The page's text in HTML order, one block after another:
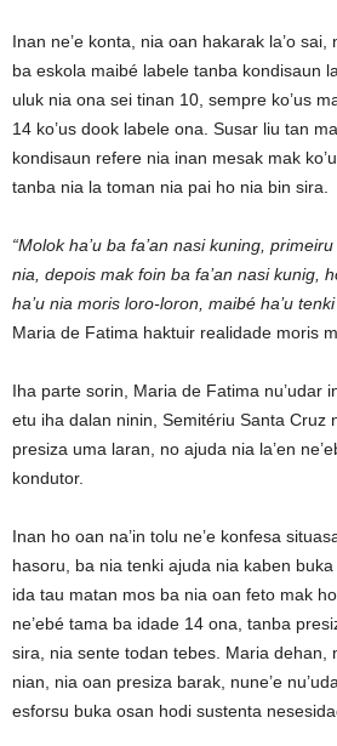
Inan ne’e konta, nia oan hakarak la’o
ba eskola maibé labele tanba kondisaun
uluk nia ona sei tinan 10, sempre ko’us
14 ko’us dook labele ona. Susar liu tan
kondisaun refere nia inan mesak mak
tanba nia la toman nia pai ho nia bin sira.
“Molok ha’u ba fa’an nasi kuning,
nia, depois mak foin ba fa’an nasi kunig,
ha’u nia moris loro-loron, maibé ha’u
Maria de Fatima haktuir realidade moris
Iha parte sorin, Maria de Fatima nu’udar
etu iha dalan ninin, Semitériu Santa Cruz
presiza uma laran, no ajuda nia la’en
kondutor.
Inan ho oan na’in tolu ne’e konfesa
hasoru, ba nia tenki ajuda nia kaben
ida tau matan mos ba nia oan feto mak
ne’ebé tama ba idade 14 ona, tanba
sira, nia sente todan tebes. Maria dehan,
nian, nia oan presiza barak, nune’e
esforsu buka osan hodi sustenta